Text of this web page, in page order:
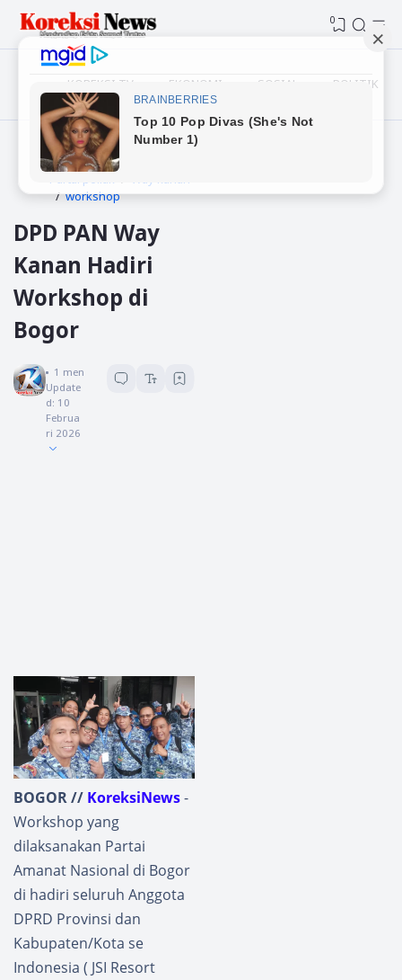
0
KOREKSI TV EKONOMI SOSIAL POLITIK
Beranda
Partai PAN
Partai politik
Way kanan
workshop
DPD PAN Way
Kanan Hadiri
Workshop di
Bogor
Koreksi News
1 menit baca
Update
d: 10
Februa
ri 2026
BOGOR // KoreksiNews-
Workshop yang
dilaksanakan Partai
Amanat Nasional di Bogor
di hadiri seluruh Anggota
DPRD Provinsi dan
Kabupaten/Kota se
Indonesia ( JSI Resort